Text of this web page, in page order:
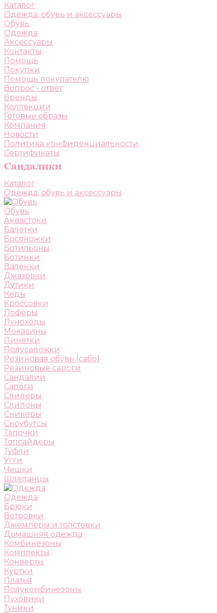
Каталог
Одежда, обувь и аксессуары
Обувь
Одежда
Аксессуары
Контакты
Помощь
Покупки
Помощь покупателю
Вопрос - ответ
Бренды
Коллекции
Готовые образы
Компания
Новости
Политика конфиденциальности
Сертификаты
Каталог
Одежда, обувь и аксессуары
Обувь
Аквастоки
Балетки
Босоножки
Ботильоны
Ботинки
Валенки
Джазовки
Дутики
Кеды
Кроссовки
Лоферы
Луноходы
Мокасины
Пинетки
Полусапожки
Резиновая обувь (сабо)
Резиновые сапоги
Сандалии
Сапоги
Слиперы
Слипоны
Сникеры
Сноубутсы
Тапочки
Топсайдеры
Туфли
Угги
Чешки
Шлепанцы
Одежда
Брюки
Ветровки
Джемперы и толстовки
Домашняя одежда
Комбинезоны
Комплекты
Конверты
Куртки
Платья
Полукомбинезоны
Пуховики
Туники